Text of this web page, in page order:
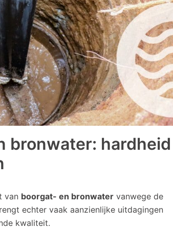
bronwater: hardheid
van boorgat- en bronwater vanwege de
echter vaak aanzienlijke uitdagingen
kwaliteit.